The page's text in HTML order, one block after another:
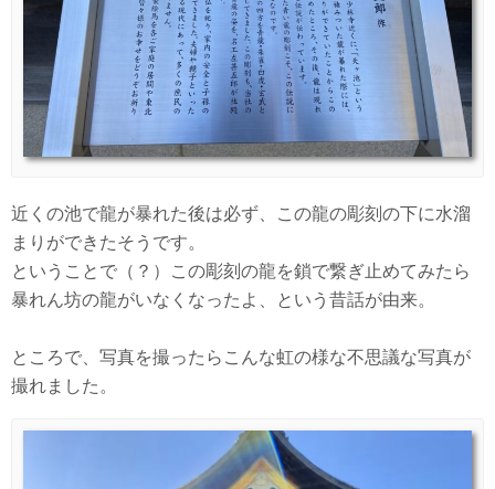
近くの池で龍が暴れた後は必ず、この龍の彫刻の下に水溜
まりができたそうです。
ということで（？）この彫刻の龍を鎖で繋ぎ止めてみたら
暴れん坊の龍がいなくなったよ、という昔話が由来。
ところで、写真を撮ったらこんな虹の様な不思議な写真が
撮れました。